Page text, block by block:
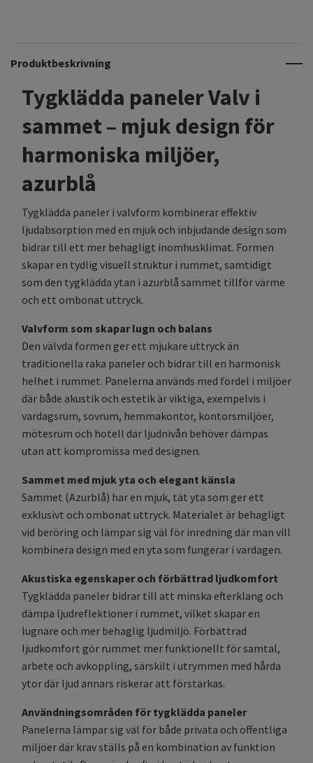
Produktbeskrivning
Tygklädda paneler Valv i
sammet – mjuk design för
harmoniska miljöer,
azurblå
Tygklädda paneler i valvform kombinerar effektiv
ljudabsorption med en mjuk och inbjudande design som
bidrar till ett mer behagligt inomhusklimat. Formen
skapar en tydlig visuell struktur i rummet, samtidigt
som den tygklädda ytan i azurblå sammet tillför värme
och ett ombonat uttryck.
Valvform som skapar lugn och balans
Den välvda formen ger ett mjukare uttryck än
traditionella raka paneler och bidrar till en harmonisk
helhet i rummet. Panelerna används med fördel i miljöer
där både akustik och estetik är viktiga, exempelvis i
vardagsrum, sovrum, hemmakontor, kontorsmiljöer,
mötesrum och hotell där ljudnivån behöver dämpas
utan att kompromissa med designen.
Sammet med mjuk yta och elegant känsla
Sammet (Azurblå) har en mjuk, tät yta som ger ett
exklusivt och ombonat uttryck. Materialet är behagligt
vid beröring och lämpar sig väl för inredning där man vill
kombinera design med en yta som fungerar i vardagen.
Akustiska egenskaper och förbättrad ljudkomfort
Tygklädda paneler bidrar till att minska efterklang och
dämpa ljudreflektioner i rummet, vilket skapar en
lugnare och mer behaglig ljudmiljö. Förbättrad
ljudkomfort gör rummet mer funktionellt för samtal,
arbete och avkoppling, särskilt i utrymmen med hårda
ytor där ljud annars riskerar att förstärkas.
Användningsområden för tygklädda paneler
Panelerna lämpar sig väl för både privata och offentliga
miljöer där krav ställs på en kombination av funktion